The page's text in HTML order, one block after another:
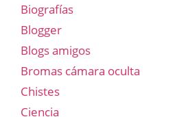
Biografías
Blogger
Blogs amigos
Bromas cámara oculta
Chistes
Ciencia